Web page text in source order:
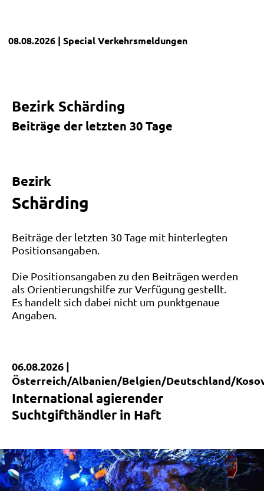
08.08.2026 | SpecialVerkehrsmeldungen
Bezirk Schärding
Beiträge der letzten 30 Tage
−
Bezirk
Schärding
Beiträge der letzten 30 Tage mit hinterlegten
Positionsangaben.
Die Positionsangaben zu den Beiträgen werden
als Orientierungshilfe zur Verfügung gestellt.
Es handelt sich dabei nicht um punktgenaue
Angaben.
Kurzmeldung
06.08.2026 |
Österreich/Albanien/Belgien/Deutschland/
International agierender
Suchtgifthändler in Haft
|